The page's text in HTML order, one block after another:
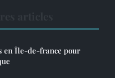
en Île-de-france pour